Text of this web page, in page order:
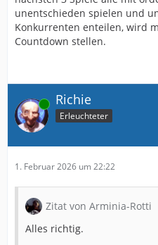
unentschieden spielen und
Konkurrenten enteilen, wird
Countdown stellen.
Online Richie
Erleuchteter
1. Februar 2026 um 22:22
Zitat von Arminia-Rotti
Alles richtig.